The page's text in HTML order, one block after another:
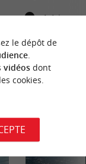
1,1 km -
VOUS
le dépôt de
.
vidéosdont
cookies.